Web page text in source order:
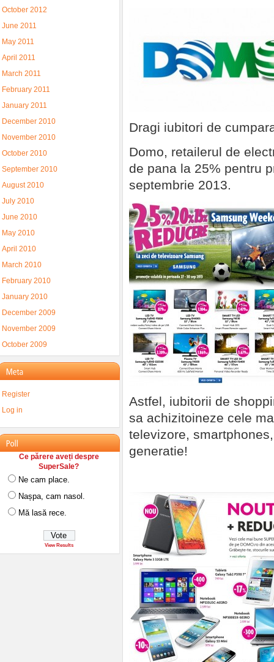
Dragi iubitori de
Domo, retailerul de
de pana la 25% pentru
septembrie 2013.
Astfel, iubitorii de
sa achizitoineze cele
televizore,
generatie!
October 2012
June 2011
May 2011
April 2011
March 2011
February 2011
January 2011
December 2010
November 2010
October 2010
September 2010
August 2010
July 2010
June 2010
May 2010
April 2010
March 2010
February 2010
January 2010
December 2009
November 2009
October 2009
Register
Log in
Ce părere aveți despre
SuperSale?
Ne cam place.
Nașpa, cam nasol.
Mă lasă rece.
View Results